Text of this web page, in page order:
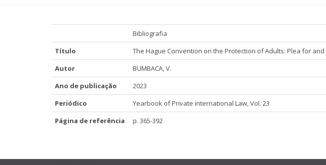
Bibliografia
Título
The Hague Convention on the Protection of Adults: Plea for
Autor
BUMBACA, V.
Ano de publicação
2023
Periódico
Yearbook of Private international Law, Vol. 23
Página de referência
p. 365-392